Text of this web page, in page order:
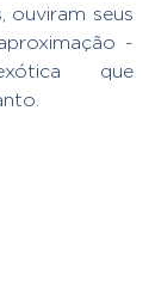
ouviram seus
-
que